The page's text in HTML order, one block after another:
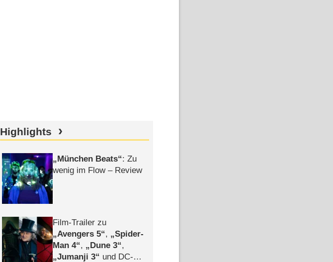
Highlights
München Beats : Zu
wenig im Flow – Review
Film-Trailer zu
Avengers 5 ,
Spider-
Man 4 , Dune 3 ,
Jumanji 3
und DC-